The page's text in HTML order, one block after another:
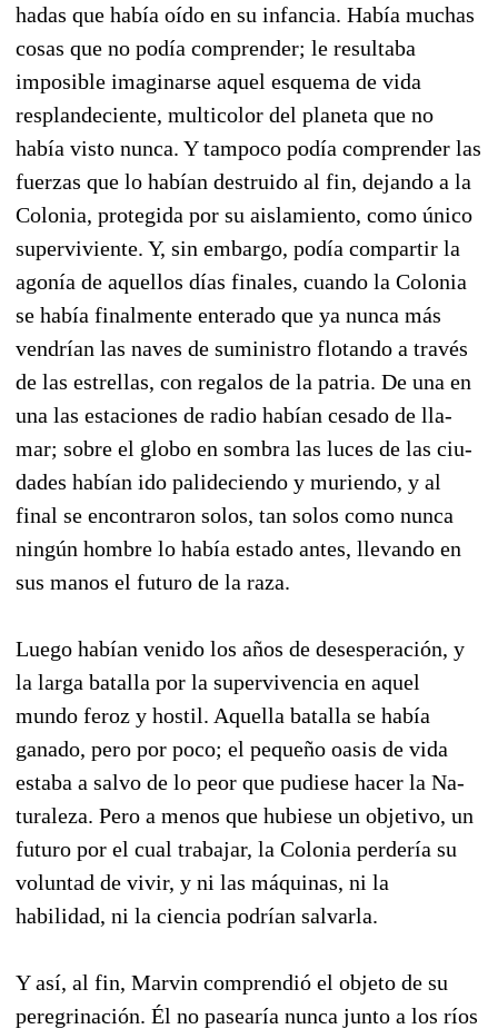
hadas que había oído en su infancia. Había muchas
cosas que no podía comprender; le resultaba
imposible imagi­narse aquel esquema de vida
resplandeciente, mul­ticolor del planeta que no
había visto nunca. Y tampoco podía comprender las
fuerzas que lo ha­bían destruido al fin, dejando a la
Colonia, prote­gida por su aislamiento, como único
superviviente. Y, sin embargo, podía compartir la
agonía de aquellos días finales, cuando la Colonia
se había finalmente enterado que ya nunca más
ven­drían las naves de suministro flotando a través
de las estrellas, con regalos de la patria. De una en
una las estaciones de radio habían cesado de lla­
mar; sobre el globo en sombra las luces de las ciu­
dades habían ido palideciendo y muriendo, y al
final se encontraron solos, tan solos como nun­ca
ningún hombre lo había estado antes, llevando en
sus manos el futuro de la raza.
Luego habían venido los años de desesperación, y
la larga batalla por la supervivencia en aquel
mundo feroz y hostil. Aquella batalla se había
ganado, pero por poco; el pequeño oasis de vida
estaba a salvo de lo peor que pudiese hacer la Na­
turaleza. Pero a menos que hubiese un obje­tivo, un
futuro por el cual trabajar, la Colonia perdería su
voluntad de vivir, y ni las máquinas, ni la
habilidad, ni la ciencia podrían salvarla.
Y así, al fin, Marvin comprendió el objeto de su
peregrinación. Él no pasearía nunca junto a los ríos